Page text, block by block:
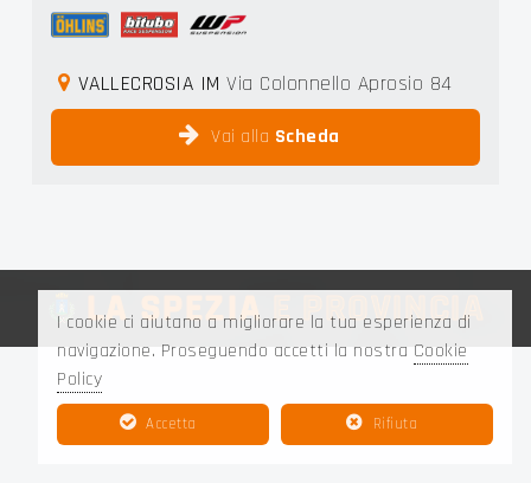
VALLECROSIA IM Via Colonnello Aprosio 84
Vai alla Scheda
LA SPEZIAE PROVINCIA
I cookie ci aiutano a migliorare la tua esperienza di
navigazione. Proseguendo accetti la nostra Cookie
Policy
Accetta Rifiuta